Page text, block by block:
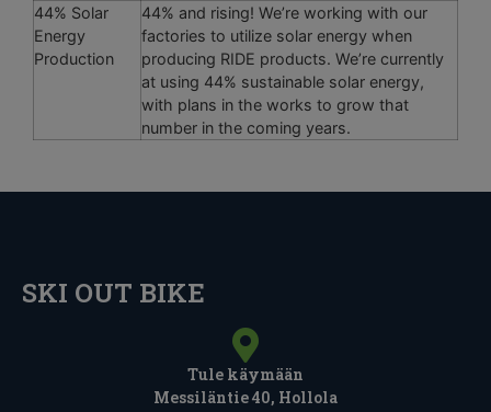
44% Solar
Energy
Production
44% and rising! We’re working with our
factories to utilize solar energy when
producing RIDE products. We’re currently
at using 44% sustainable solar energy,
with plans in the works to grow that
number in the coming years.
SKI OUT BIKE
Tule käymään
Messiläntie 40, Hollola